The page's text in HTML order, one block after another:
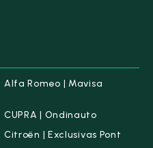
Alfa Romeo | Mavisa
CUPRA | Ondinauto
Citroën | Exclusivas Pont